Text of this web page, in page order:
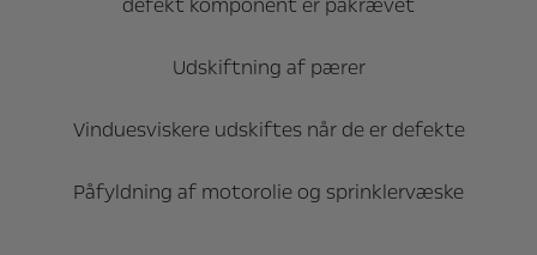
Udskiftning af pærer
Vinduesviskere udskiftes når de er defekte
Påfyldning af motorolie og sprinklervæske